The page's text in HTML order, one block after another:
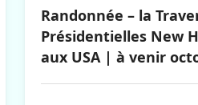
Randonnée – la
Présidentielles New
aux USA | à venir